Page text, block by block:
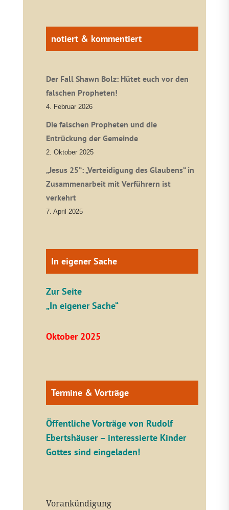
notiert & kommentiert
Der Fall Shawn Bolz: Hütet euch vor den
falschen Propheten!
4. Februar 2026
Die falschen Propheten und die
Entrückung der Gemeinde
2. Oktober 2025
„Jesus 25“: „Verteidigung des Glaubens“ in
Zusammenarbeit mit Verführern ist
verkehrt
7. April 2025
In eigener Sache
Zur Seite
„In eigener Sache“
Oktober 2025
Termine & Vorträge
Öffentliche Vorträge von Rudolf
Ebertshäuser – interessierte Kinder
Gottes sind eingeladen!
Vorankündigung